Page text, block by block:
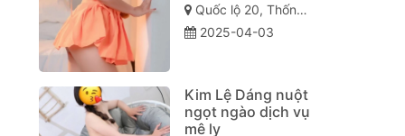
Quốc lộ 20, Thống Nhất, Đồng Nai
2025-04-03
Kim Lệ Dáng nuột
ngọt ngào dịch vụ
mê ly